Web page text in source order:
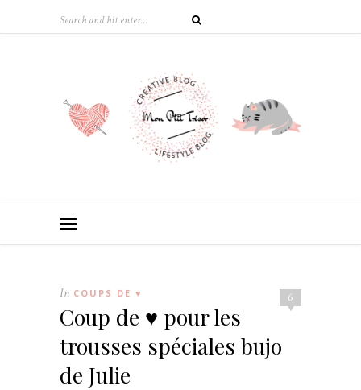
6
In COUPS DE ♥
Coup de ♥ pour les
trousses spéciales bujo
de Julie